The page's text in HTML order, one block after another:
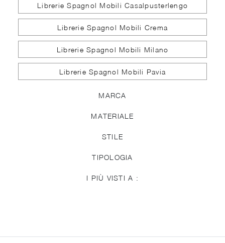
Librerie Spagnol Mobili Casalpusterlengo
Librerie Spagnol Mobili Crema
Librerie Spagnol Mobili Milano
Librerie Spagnol Mobili Pavia
MARCA
MATERIALE
STILE
TIPOLOGIA
I PIÙ VISTI A :